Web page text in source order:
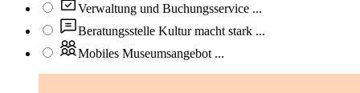
Verwaltung und Buchungsservice ...
Beratungsstelle Kultur macht stark ...
Mobiles Museumsangebot ...